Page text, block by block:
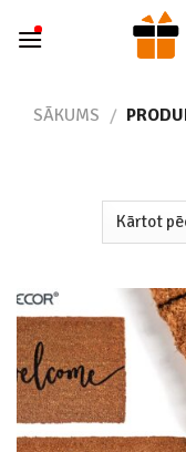
SĀKUMS /